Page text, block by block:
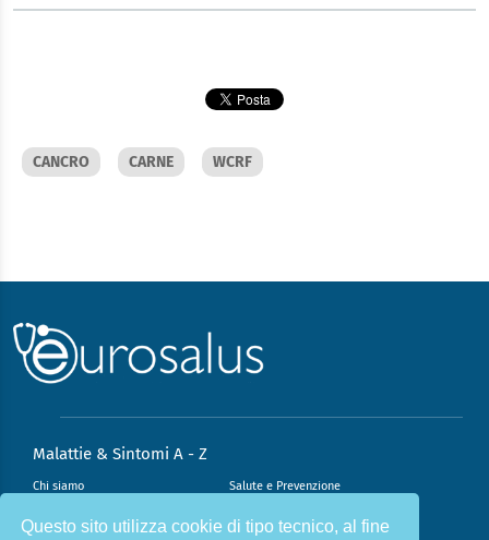
Questo sito utilizza cookie di tipo tecnico, al fine
CANCRO CARNE WCRF
Malattie & Sintomi A - Z
Chi siamo Salute e Prevenzione
Infiammazione e Allergia Direzione scientifica